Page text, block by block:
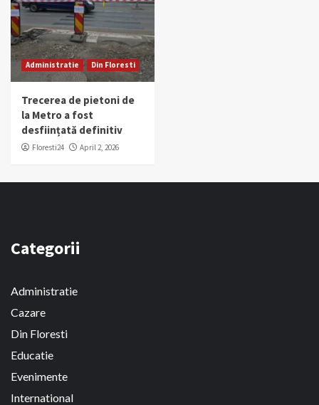
Administratie Din Floresti
Trecerea de pietoni de
la Metro a fost
desființată definitiv
Floresti24 April 2, 2026
Categorii
Administratie
Cazare
Din Floresti
Educatie
Evenimente
International